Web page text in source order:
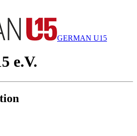
GERMAN U15
e.V.